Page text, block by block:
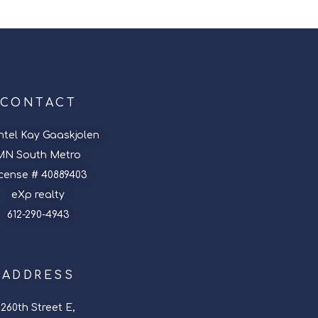
CONTACT
Kay Gaaskjolen
South Metro
# 40889403
eXp realty
612-290-4943
ADDRESS
260th Street E,